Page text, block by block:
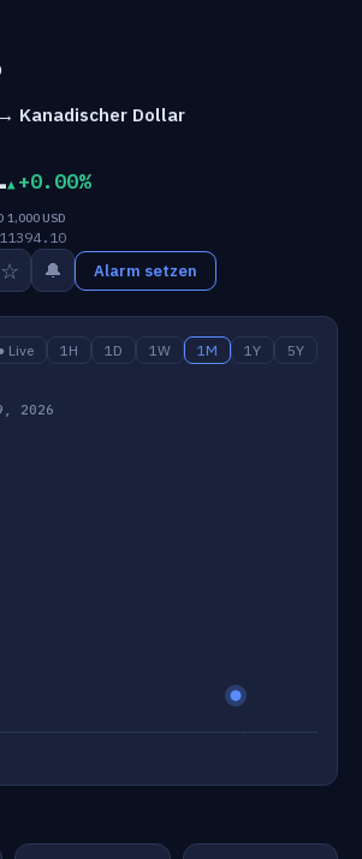
Kanadischer Dollar
+0.00%
1,000 USD
1394.10
☆ 🔔 Alarm setzen
Live 1H 1D 1W 1M 1Y 5Y
2026